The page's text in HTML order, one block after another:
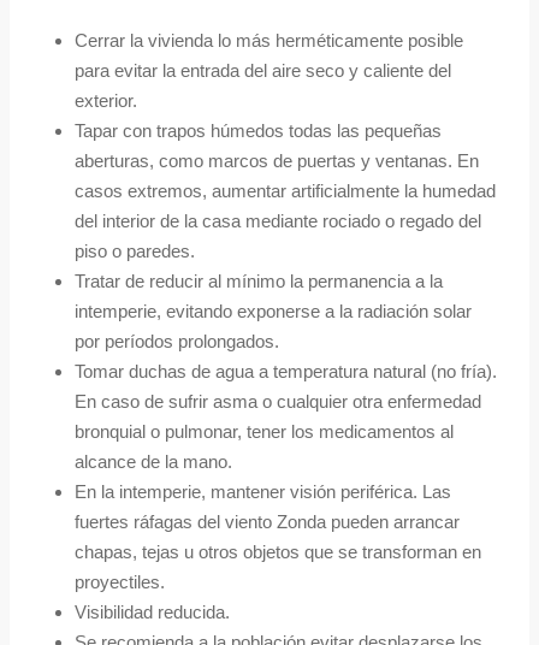
Cerrar la vivienda lo más herméticamente posible
para evitar la entrada del aire seco y caliente del
exterior.
Tapar con trapos húmedos todas las pequeñas
aberturas, como marcos de puertas y ventanas. En
casos extremos, aumentar artificialmente la humedad
del interior de la casa mediante rociado o regado del
piso o paredes.
Tratar de reducir al mínimo la permanencia a la
intemperie, evitando exponerse a la radiación solar
por períodos prolongados.
Tomar duchas de agua a temperatura natural (no fría).
En caso de sufrir asma o cualquier otra enfermedad
bronquial o pulmonar, tener los medicamentos al
alcance de la mano.
En la intemperie, mantener visión periférica. Las
fuertes ráfagas del viento Zonda pueden arrancar
chapas, tejas u otros objetos que se transforman en
proyectiles.
Visibilidad reducida.